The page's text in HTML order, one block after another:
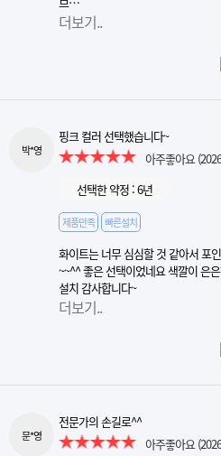
더보기..
박*영
핑크 컬러 선택했습니다~
아주좋아요
선택한 약정 : 6년
제품만족 빠른설치
화이트는 너무 심심할 것 같아서 포
~~^^ 좋은 선택이었네요 색깔이 은
설치 감사합니다~
더보기..
문*영
전문가의 손길로^^
아주좋아요